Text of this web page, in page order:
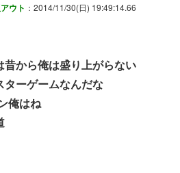
ウト ：2014/11/30(日) 19:49:14.66
から俺は盛り上がらない
ーゲームなんだな
俺はね